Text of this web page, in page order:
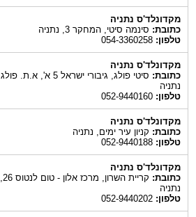
מקדונלד'ס נתניה
כתובת:סינמה סיטי, המחקר 3, נתניה
טלפון:054-3360258
מקדונלד'ס נתניה
כתובת:
סיטי פולג, גיבורי ישראל 5 א', א.ת. פולג,
נתניה
טלפון:052-9440160
מקדונלד'ס נתניה
כתובת:קניון עיר ימים, נתניה
טלפון:052-9440188
מקדונלד'ס נתניה
כתובת:
קריית השרון, מרכז אלון - טום לנטוס 26,
נתניה
טלפון:052-9440202